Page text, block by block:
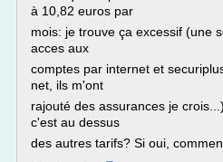
à 10,82 euros par
mois: je trouve ça excessif (une
acces aux
comptes par internet et
net, ils m'ont
rajouté des assurances je
c'est au dessus
des autres tarifs? Si oui,